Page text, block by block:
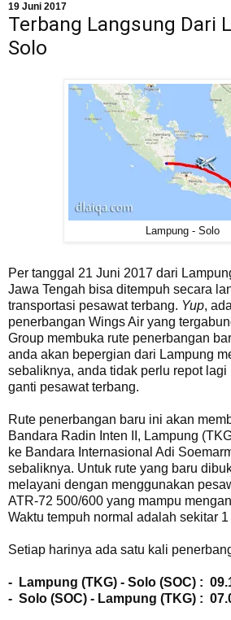
19 Juni 2017
Terbang Langsung Dari
Solo
Lampung - Solo
Per tanggal 21 Juni 2017 dari
Jawa Tengah bisa ditempuh secara
transportasi pesawat terbang. Yup,
penerbangan Wings Air yang
Group membuka rute penerbangan
anda akan bepergian dari Lampung
sebaliknya, anda tidak perlu repot lagi
ganti pesawat terbang.
Rute penerbangan baru ini akan
Bandara Radin Inten II, Lampung
ke Bandara Internasional Adi
sebaliknya. Untuk rute yang baru
melayani dengan menggunakan
ATR-72 500/600 yang mampu
Waktu tempuh normal adalah sekitar
Setiap harinya ada satu kali
- Lampung (TKG) - Solo (SOC) :
- Solo (SOC) - Lampung (TKG) :